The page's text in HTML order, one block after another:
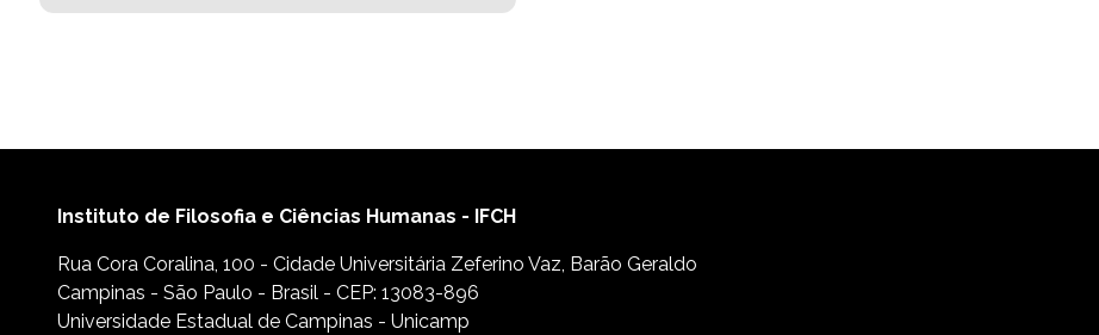
Instituto de Filosofia e Ciências Humanas - IFCH
Rua Cora Coralina, 100 - Cidade Universitária Zeferino Vaz, Barão Geraldo
Campinas - São Paulo - Brasil - CEP: 13083-896
Universidade Estadual de Campinas - Unicamp